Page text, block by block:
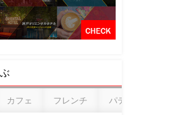
カフェ フレンチ パティスリー